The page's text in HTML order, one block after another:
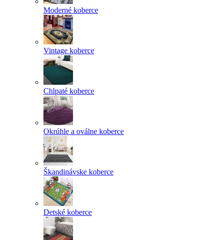
Moderné koberce
Vintage koberce
Chlpaté koberce
Okrúhle a oválne koberce
Škandinávske koberce
Detské koberce